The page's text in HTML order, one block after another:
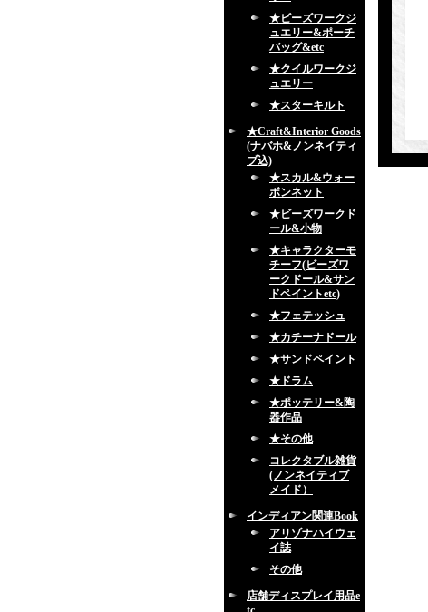
★ビーズワークジ
ュエリー&ポーチ
バッグ&etc
★クイルワークジ
ュエリー
★スターキルト
★Craft&Interior Goods
(ナバホ&ノンネイティ
ブ込)
★スカル&ウォー
ボンネット
★ビーズワークド
ール&小物
★キャラクターモ
チーフ(ビーズワ
ークドール&サン
ドペイントetc)
★フェテッシュ
★カチーナドール
★サンドペイント
★ドラム
★ポッテリー&陶
器作品
★その他
コレクタブル雑貨
(ノンネイティブ
メイド）
インディアン関連Book
アリゾナハイウェ
イ誌
その他
店舗ディスプレイ用品e